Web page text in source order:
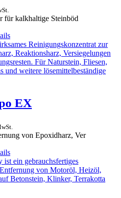
für kalkhaltige Steinböd
EX
von Epoxidharz, Ver